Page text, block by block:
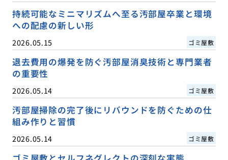
持続可能なミニマリズムへ至る汚部屋卒業と環境
への配慮の新しい形
2026.05.15 ゴミ屋敷
退去費用の爆発を防ぐ汚部屋消臭技術と専門業者
の重要性
2026.05.14 ゴミ屋敷
汚部屋掃除の完了後にリバウンドを防ぐための仕
組み作りと習慣
2026.05.14 ゴミ屋敷